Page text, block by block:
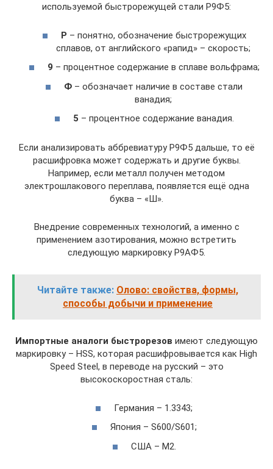
используемой быстрорежущей стали Р9Ф5:
Р – понятно, обозначение быстрорежущих
сплавов, от английского «рапид» – скорость;
9 – процентное содержание в сплаве вольфрама;
Ф – обозначает наличие в составе стали
ванадия;
5 – процентное содержание ванадия.
Если анализировать аббревиатуру Р9Ф5 дальше, то её
расшифровка может содержать и другие буквы.
Например, если металл получен методом
электрошлакового переплава, появляется ещё одна
буква – «Ш».
Внедрение современных технологий, а именно с
применением азотирования, можно встретить
следующую маркировку Р9АФ5.
Читайте также: Олово: свойства, формы,
способы добычи и применение
Импортные аналоги быстрорезов имеют следующую
маркировку – HSS, которая расшифровывается как High
Speed Steel, в переводе на русский – это
высокоскоростная сталь:
Германия – 1.3343;
Япония – S600/S601;
США – М2.